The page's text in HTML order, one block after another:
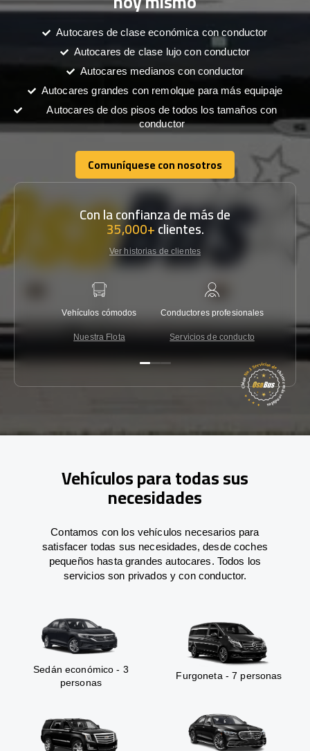
Autocares de clase económica con conductor
Autocares de clase lujo con conductor
Autocares medianos con conductor
Autocares grandes con remolque para más equipaje
Autocares de dos pisos de todos los tamaños con
conductor
Comuníquese con nosotros
Comuníquese con nosotros
Con la confianza de más de
35,000+clientes.
Ver historias de clientes
Vehículos cómodos
Nuestra Flota
Conductores profesionales
Servicios de conducto
Vehículos para todas sus
necesidades
Contamos con los vehículos necesarios para
satisfacer todas sus necesidades, desde coches
pequeños hasta grandes autocares. Todos los
servicios son privados y con conductor.
Sedán económico - 3
personas
Furgoneta - 7 personas